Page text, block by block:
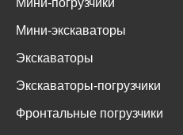
Мини-погрузчики
Мини-экскаваторы
Экскаваторы
Экскаваторы-погрузчики
Фронтальные погрузчики